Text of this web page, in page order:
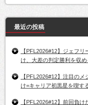
最近の投稿
【PFL2026#12】ジェフ
け、大差の判定勝利を収め
【PFL2026#12】注目の
け=キャリア初黒星を喫す
【PFL2026#12】前回負